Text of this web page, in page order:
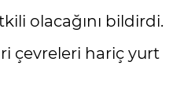
olacağını bildirdi.
çevreleri hariç yurt